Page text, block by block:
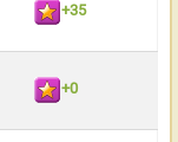
+35
+0